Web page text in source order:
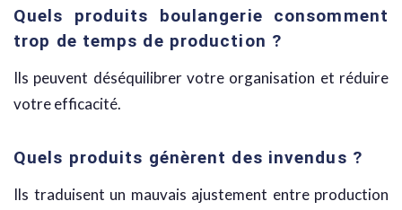
Quels produits boulangerie consomment
trop de temps de production ?
Ils peuvent déséquilibrer votre organisation et réduire
votre efficacité.
Quels produits génèrent des invendus ?
Ils traduisent un mauvais ajustement entre production